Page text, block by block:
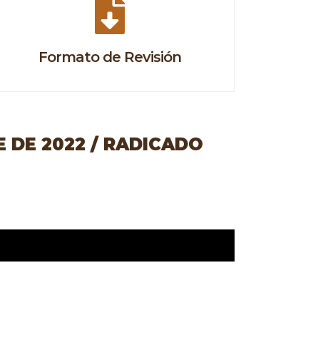
Formato de Revisión
DE 2022 / RADICADO